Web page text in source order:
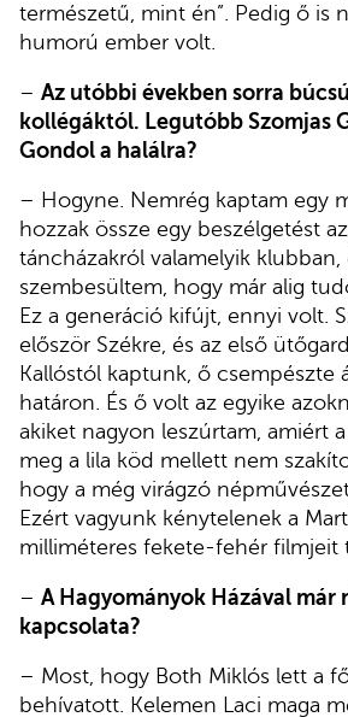
természetű, mint én”. Pedig ő is
humorú ember volt.
– Az utóbbi években sorra
kollégáktól. Legutóbb Szomjas
Gondol a halálra?
– Hogyne. Nemrég kaptam egy
hozzak össze egy beszélgetést
táncházakról valamelyik klubban,
szembesültem, hogy már alig
Ez a generáció kifújt, ennyi volt.
először Székre, és az első
Kallóstól kaptunk, ő csempészte
határon. És ő volt az egyike
akiket nagyon leszúrtam, amiért
meg a lila köd mellett nem
hogy a még virágzó
Ezért vagyunk kénytelenek a
milliméteres fekete-fehér filmjeit
– A Hagyományok Házával már
kapcsolata?
– Most, hogy Both Miklós lett a
behívatott. Kelemen Laci maga